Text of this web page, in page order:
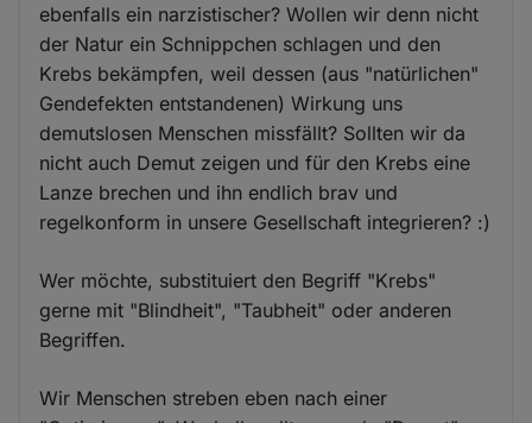
ebenfalls ein narzistischer? Wollen wir denn nicht
der Natur ein Schnippchen schlagen und den
Krebs bekämpfen, weil dessen (aus "natürlichen"
Gendefekten entstandenen) Wirkung uns
demutslosen Menschen missfällt? Sollten wir da
nicht auch Demut zeigen und für den Krebs eine
Lanze brechen und ihn endlich brav und
regelkonform in unsere Gesellschaft integrieren? :)
Wer möchte, substituiert den Begriff "Krebs"
gerne mit "Blindheit", "Taubheit" oder anderen
Begriffen.
Wir Menschen streben eben nach einer